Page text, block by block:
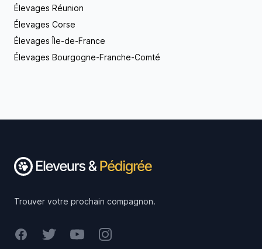
Élevages Réunion
Élevages Corse
Élevages Île-de-France
Élevages Bourgogne-Franche-Comté
Trouver votre prochain compagnon.
FacebookTwitterYoutubeInstagram